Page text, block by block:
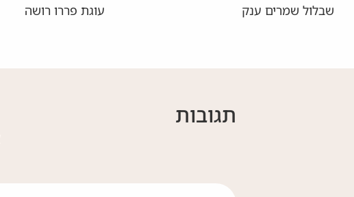
עוגת פררו רושה עוגת גלידה
תגובות